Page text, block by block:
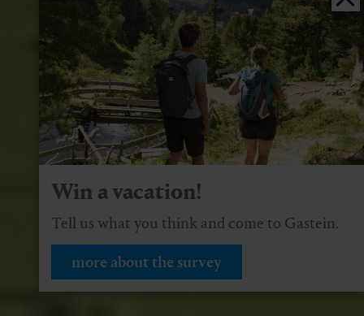
Win a vacation!
Tell us what you think and come to Gastein.
more about the survey